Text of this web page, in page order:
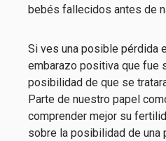
bebés fallecidos antes de
Si ves una posible pérdida
embarazo positiva que fue
posibilidad de que se
Parte de nuestro papel
comprender mejor su
sobre la posibilidad de una